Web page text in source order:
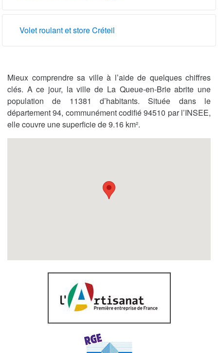
Volet roulant et store Créteil
Mieux comprendre sa ville à l’aide de quelques chiffres
clés. A ce jour, la ville de La Queue-en-Brie abrite une
population de 11381 d’habitants. Située dans le
département 94, communément codifié 94510 par l’INSEE,
elle couvre une superficie de 9.16 km².